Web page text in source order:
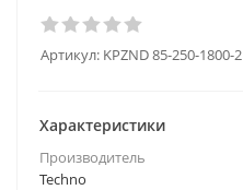
Артикул: KPZND 85-250-1800-2
Характеристики
Производитель
Techno